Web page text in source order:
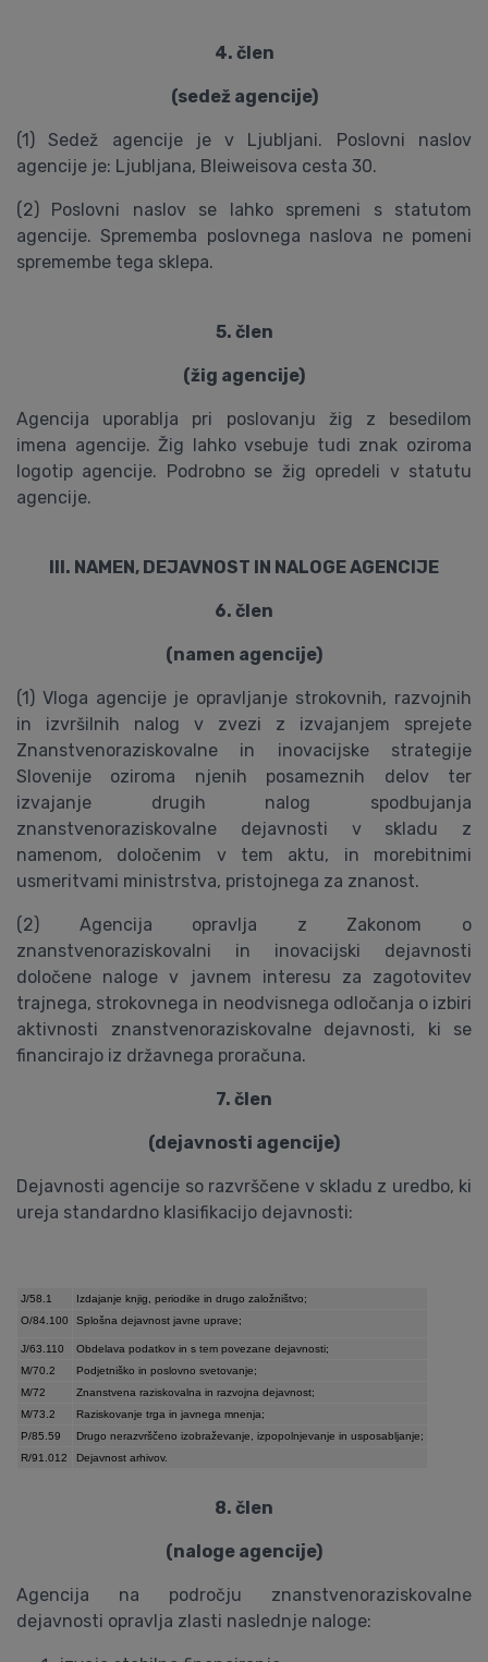
4. člen
(sedež agencije)
(1) Sedež agencije je v Ljubljani. Poslovni naslov
agencije je: Ljubljana, Bleiweisova cesta 30.
(2) Poslovni naslov se lahko spremeni s statutom
agencije. Sprememba poslovnega naslova ne pomeni
spremembe tega sklepa.
5. člen
(žig agencije)
Agencija uporablja pri poslovanju žig z besedilom
imena agencije. Žig lahko vsebuje tudi znak oziroma
logotip agencije. Podrobno se žig opredeli v statutu
agencije.
III. NAMEN, DEJAVNOST IN NALOGE AGENCIJE
6. člen
(namen agencije)
(1) Vloga agencije je opravljanje strokovnih, razvojnih
in izvršilnih nalog v zvezi z izvajanjem sprejete
Znanstvenoraziskovalne in inovacijske strategije
Slovenije oziroma njenih posameznih delov ter
izvajanje drugih nalog spodbujanja
znanstvenoraziskovalne dejavnosti v skladu z
namenom, določenim v tem aktu, in morebitnimi
usmeritvami ministrstva, pristojnega za znanost.
(2) Agencija opravlja z Zakonom o
znanstvenoraziskovalni in inovacijski dejavnosti
določene naloge v javnem interesu za zagotovitev
trajnega, strokovnega in neodvisnega odločanja o izbiri
aktivnosti znanstvenoraziskovalne dejavnosti, ki se
financirajo iz državnega proračuna.
7. člen
(dejavnosti agencije)
Dejavnosti agencije so razvrščene v skladu z uredbo, ki
ureja standardno klasifikacijo dejavnosti:
J/58.1
Izdajanje knjig, periodike in drugo založništvo;
O/84.100
Splošna dejavnost javne uprave;
J/63.110
Obdelava podatkov in s tem povezane dejavnosti;
M/70.2
Podjetniško in poslovno svetovanje;
M/72
Znanstvena raziskovalna in razvojna dejavnost;
M/73.2
Raziskovanje trga in javnega mnenja;
P/85.59
Drugo nerazvrščeno izobraževanje, izpopolnjevanje in usposabljanje;
R/91.012
Dejavnost arhivov.
8. člen
(naloge agencije)
Agencija na področju znanstvenoraziskovalne
dejavnosti opravlja zlasti naslednje naloge: